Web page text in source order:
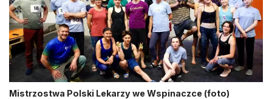
Mistrzostwa Polski Lekarzy we Wspinaczce (foto)